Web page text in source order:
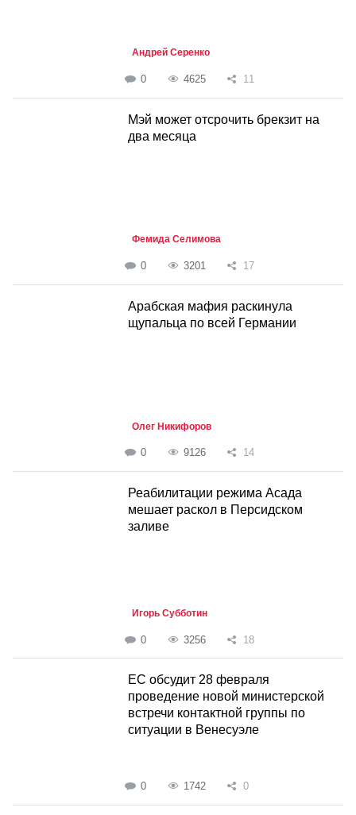
Андрей Серенко
0 4625 11
Мэй может отсрочить брекзит на
два месяца
Фемида Селимова
0 3201 17
Арабская мафия раскинула
щупальца по всей Германии
Олег Никифоров
0 9126 14
Реабилитации режима Асада
мешает раскол в Персидском
заливе
Игорь Субботин
0 3256 18
ЕС обсудит 28 февраля
проведение новой министерской
встречи контактной группы по
ситуации в Венесуэле
0 1742 0